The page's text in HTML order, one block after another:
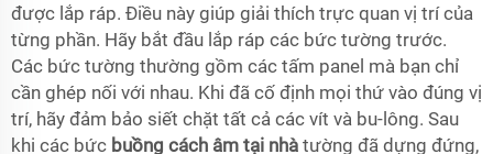
được lắp ráp. Điều này giúp giải thích trực quan vị trí của
từng phần. Hãy bắt đầu lắp ráp các bức tường trước.
Các bức tường thường gồm các tấm panel mà bạn chỉ
cần ghép nối với nhau. Khi đã cố định mọi thứ vào đúng vị
trí, hãy đảm bảo siết chặt tất cả các vít và bu-lông. Sau
khi các bức buồng cách âm tại nhà tường đã dựng đứng,